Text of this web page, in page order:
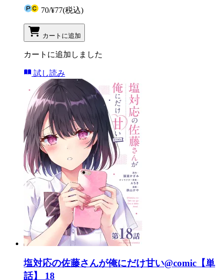
70/¥77(税込)
カートに追加
カートに追加しました
試し読み
塩対応の佐藤さんが俺にだけ甘い@comic【単
話】 18